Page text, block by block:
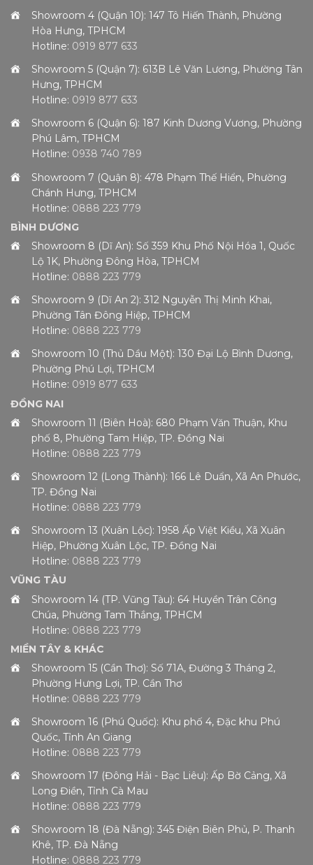
Showroom 4 (Quận 10): 147 Tô Hiến Thành, Phường
Hòa Hưng, TPHCM
Hotline: 0919 877 633
Showroom 5 (Quận 7): 613B Lê Văn Lương, Phường Tân
Hưng, TPHCM
Hotline: 0919 877 633
Showroom 6 (Quận 6): 187 Kinh Dương Vương, Phường
Phú Lâm, TPHCM
Hotline: 0938 740 789
Showroom 7 (Quận 8): 478 Phạm Thế Hiển, Phường
Chánh Hưng, TPHCM
Hotline: 0888 223 779
BÌNH DƯƠNG
Showroom 8 (Dĩ An): Số 359 Khu Phố Nội Hóa 1, Quốc
Lộ 1K, Phường Đông Hòa, TPHCM
Hotline: 0888 223 779
Showroom 9 (Dĩ An 2): 312 Nguyễn Thị Minh Khai,
Phường Tân Đông Hiệp, TPHCM
Hotline: 0888 223 779
Showroom 10 (Thủ Dầu Một): 130 Đại Lộ Bình Dương,
Phường Phú Lợi, TPHCM
Hotline: 0919 877 633
ĐỒNG NAI
Showroom 11 (Biên Hoà): 680 Phạm Văn Thuận, Khu
phố 8, Phường Tam Hiệp, TP. Đồng Nai
Hotline: 0888 223 779
Showroom 12 (Long Thành): 166 Lê Duẩn, Xã An Phước,
TP. Đồng Nai
Hotline: 0888 223 779
Showroom 13 (Xuân Lộc): 1958 Ấp Việt Kiều, Xã Xuân
Hiệp, Phường Xuân Lộc, TP. Đồng Nai
Hotline: 0888 223 779
VŨNG TÀU
Showroom 14 (TP. Vũng Tàu): 64 Huyền Trân Công
Chúa, Phường Tam Thắng, TPHCM
Hotline: 0888 223 779
MIỀN TÂY & KHÁC
Showroom 15 (Cần Thơ): Số 71A, Đường 3 Tháng 2,
Phường Hưng Lợi, TP. Cần Thơ
Hotline: 0888 223 779
Showroom 16 (Phú Quốc): Khu phố 4, Đặc khu Phú
Quốc, Tỉnh An Giang
Hotline: 0888 223 779
Showroom 17 (Đông Hải - Bạc Liêu): Ấp Bờ Cảng, Xã
Long Điền, Tỉnh Cà Mau
Hotline: 0888 223 779
Showroom 18 (Đà Nẵng): 345 Điện Biên Phủ, P. Thanh
Khê, TP. Đà Nẵng
Hotline: 0888 223 779